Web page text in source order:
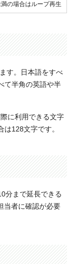
の場合はループ再生
す。日本語をすべ
て半角の英語や半
に利用できる文字
128文字です。
分まで延長できる
当者に確認が必要